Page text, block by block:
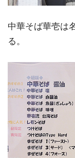
中華そば華壱は
る。